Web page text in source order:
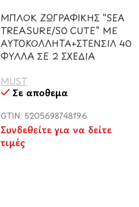
ΜΠΛΟΚ ΖΩΓΡΑΦΙΚΗΣ “SEA
TREASURE/SO CUTE” ΜΕ
ΑΥΤΟΚΟΛΛΗΤΑ+ΣΤΕΝΣΙΛ 40
ΦΥΛΛΑ ΣΕ 2 ΣΧΕΔΙΑ
MUST
Σε απόθεμα
GTIN: 5205698748196
Συνδεθείτε για να δείτε
τιμές